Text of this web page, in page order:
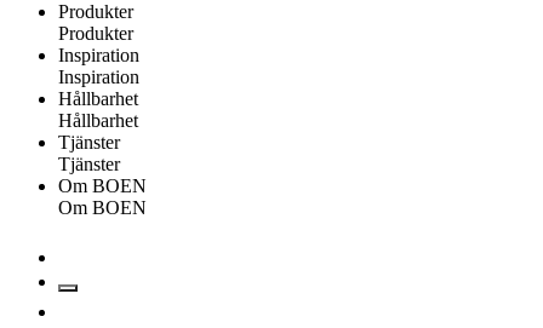
Produkter
Produkter
Inspiration
Inspiration
Hållbarhet
Hållbarhet
Tjänster
Tjänster
Om BOEN
Om BOEN